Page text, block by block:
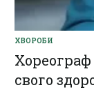
ХВОРОБИ
Хореограф
свого